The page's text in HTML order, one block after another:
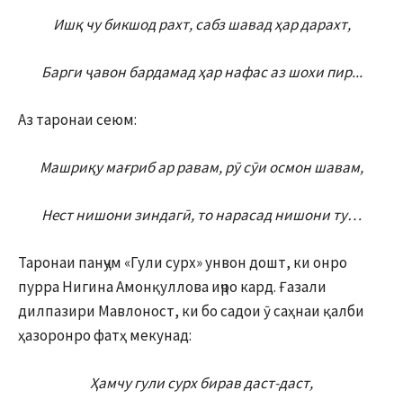
Ишқ чу бикшод рахт, сабз шавад ҳар дарахт,
Барги ҷавон бардамад ҳар нафас аз шохи пир...
Аз таронаи сеюм:
Машриқу мағриб ар равам,рӯ сӯи осмон шавам,
Нест нишони зиндагӣ, то нарасад нишони ту…
Таронаи панҷум «Гули сурх» унвон дошт, ки онро
пурра Нигина Амонқуллова иҷро кард. Ғазали
дилпазири Мавлоност, ки бо садои ӯ саҳнаи қалби
ҳазоронро фатҳ мекунад:
Ҳамчу гули сурх бирав даст-даст,